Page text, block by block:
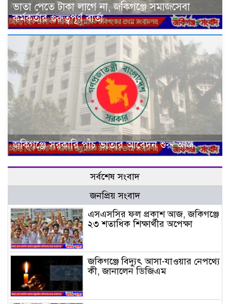
ভাতা পেতে টাকা লাগে না, জকিগঞ্জে সমাজসেবা
কর্মকর্তার গুরুত্বপূর্ণ বার্তা
জকিগঞ্জে সরকারি পাঁচ ভাতার আবেদন শুরু আজ
সর্বশেষ সংবাদ
জনপ্রিয় সংবাদ
এসএসসির ফল প্রকাশ আজ, জকিগঞ্জে
২৩ শতাধিক শিক্ষার্থীর অপেক্ষা
জকিগঞ্জে বিদ্যুৎ আসা-যাওয়ার নেপথ্যে
কী, জানালেন ডিজিএম